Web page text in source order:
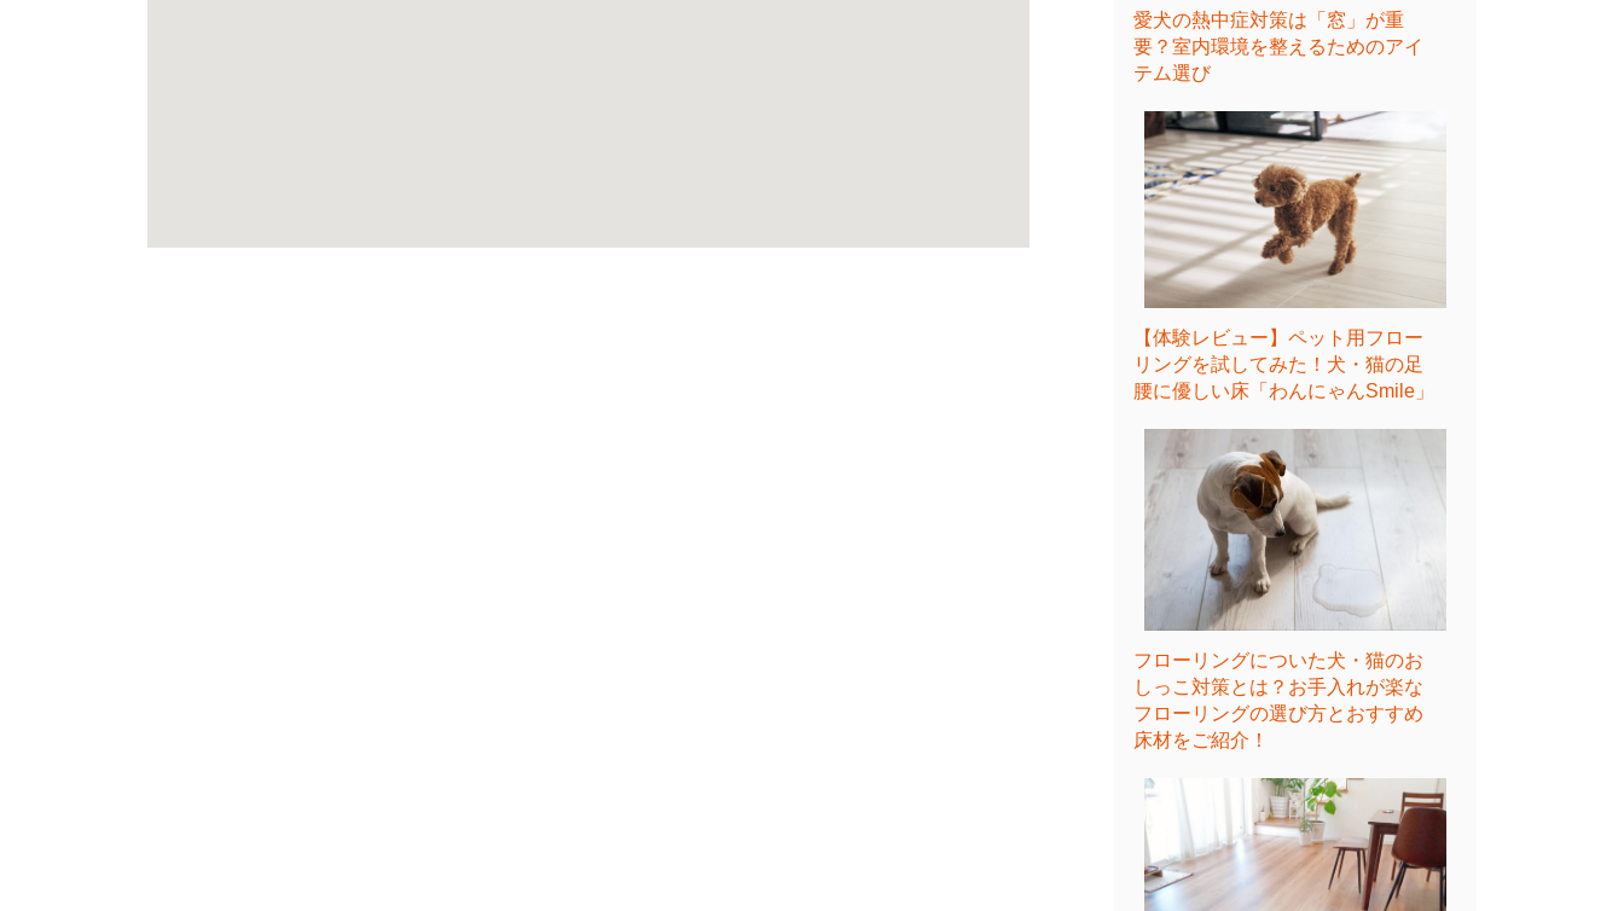
愛犬の熱中症対策は「窓」が重
要？室内環境を整えるためのアイ
テム選び
【体験レビュー】ペット用フロー
リングを試してみた！犬・猫の足
腰に優しい床「わんにゃんSmile」
フローリングについた犬・猫のお
しっこ対策とは？お手入れが楽な
フローリングの選び方とおすすめ
床材をご紹介！